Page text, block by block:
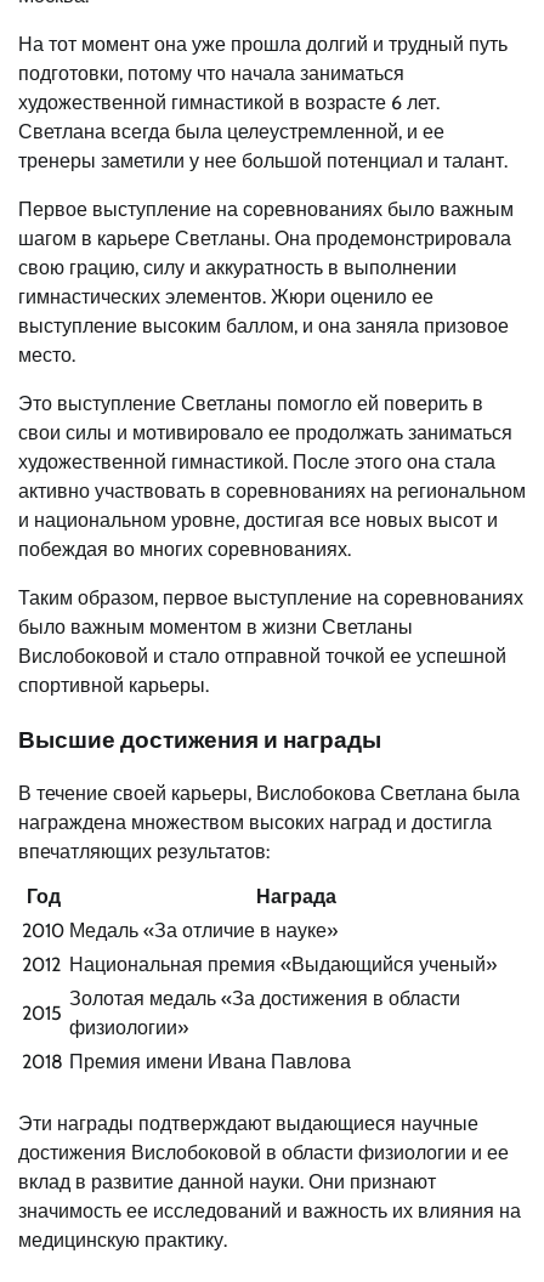
На тот момент она уже прошла долгий и трудный путь
подготовки, потому что начала заниматься
художественной гимнастикой в возрасте 6 лет.
Светлана всегда была целеустремленной, и ее
тренеры заметили у нее большой потенциал и талант.
Первое выступление на соревнованиях было важным
шагом в карьере Светланы. Она продемонстрировала
свою грацию, силу и аккуратность в выполнении
гимнастических элементов. Жюри оценило ее
выступление высоким баллом, и она заняла призовое
место.
Это выступление Светланы помогло ей поверить в
свои силы и мотивировало ее продолжать заниматься
художественной гимнастикой. После этого она стала
активно участвовать в соревнованиях на региональном
и национальном уровне, достигая все новых высот и
побеждая во многих соревнованиях.
Таким образом, первое выступление на соревнованиях
было важным моментом в жизни Светланы
Вислобоковой и стало отправной точкой ее успешной
спортивной карьеры.
Высшие достижения и награды
В течение своей карьеры, Вислобокова Светлана была
награждена множеством высоких наград и достигла
впечатляющих результатов:
Год
Награда
2010 Медаль «За отличие в науке»
2012 Национальная премия «Выдающийся ученый»
2015
Золотая медаль «За достижения в области
физиологии»
2018 Премия имени Ивана Павлова
Эти награды подтверждают выдающиеся научные
достижения Вислобоковой в области физиологии и ее
вклад в развитие данной науки. Они признают
значимость ее исследований и важность их влияния на
медицинскую практику.